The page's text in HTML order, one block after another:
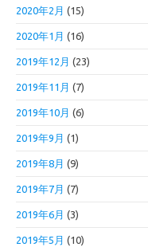
2020年2月 (15)
2020年1月 (16)
2019年12月 (23)
2019年11月 (7)
2019年10月 (6)
2019年9月 (1)
2019年8月 (9)
2019年7月 (7)
2019年6月 (3)
2019年5月 (10)